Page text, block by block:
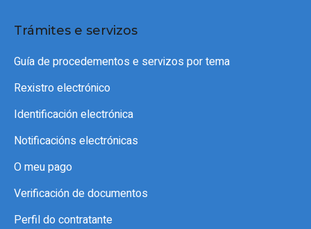
Trámites e servizos
Guía de procedementos e servizos por tema
Rexistro electrónico
Identificación electrónica
Notificacións electrónicas
O meu pago
Verificación de documentos
Perfil do contratante